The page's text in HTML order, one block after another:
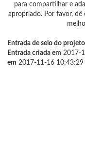
para compartilhar e
apropriado. Por favor,
Entrada de selo do
Entrada criada em 2017-
em 2017-11-16 10:43:29